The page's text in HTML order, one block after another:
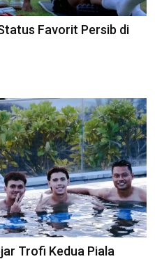
Favorit Persib di
Trofi Kedua Piala